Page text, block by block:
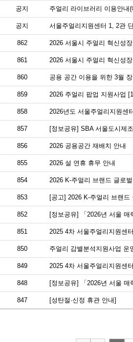
공지 주얼리 라이브러리 이용안내
공지 서울주얼리지원센터 1, 2관
862 2026 서울시 주얼리 혁신성
861 2026 서울시 주얼리 혁신성
860 공용 공간 이용을 위한 3월
859 2026 주얼리 팝업 지원사업
858 2026년도 서울주얼리지원센
857 [정보공유] SBA 서울도시제
856 2026 공용공간 재배치 안내
855 2026 설 연휴 휴무 안내
854 2026 K-주얼리 브랜드 글로
853 [공고] 2026 K-주얼리 브랜
852 [정보공유] 「2026년 서울
851 2025 4차 서울주얼리지원센
850 주얼리 감별분석지원사업 운
849 2025 4차 서울주얼리지원센
848 [정보공유] 「2026년 서울
847 [성탄절·신정 휴관 안내]